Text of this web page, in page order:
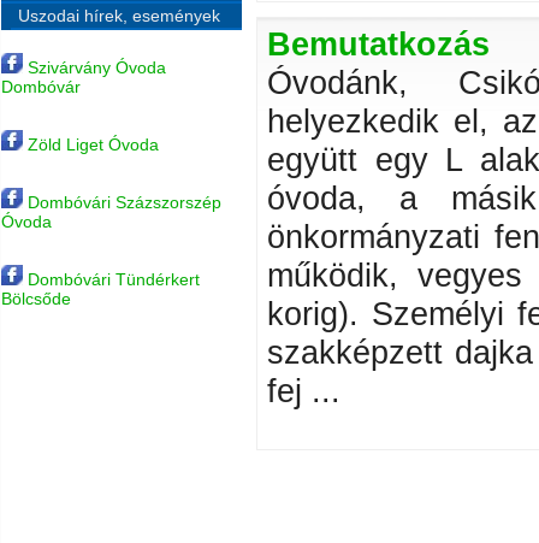
Uszodai hírek, események
Szivárvány Óvoda
Dombóvár
Zöld Liget Óvoda
Dombóvári Százszorszép
Óvoda
Dombóvári Tündérkert
Bölcsőde
Bemutatkozás
Óvodánk,
helyezkedik el,
együtt egy L
óvoda, a
önkormányzati
működik,
korig). Személyi
szakképzett
fej ...